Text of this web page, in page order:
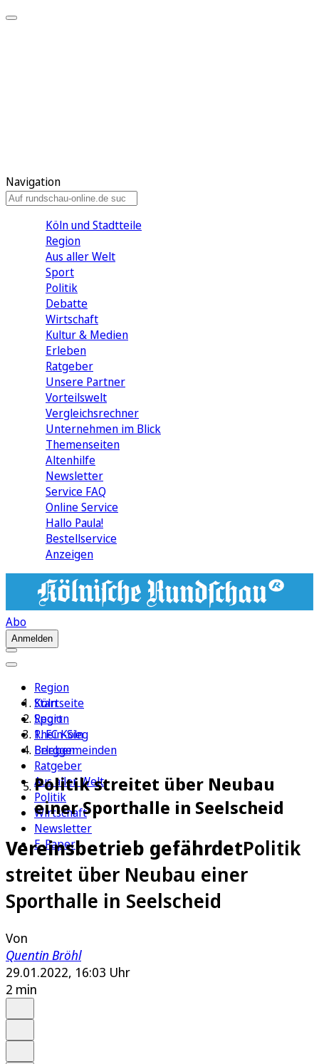
Navigation
Köln und Stadtteile
Region
Aus aller Welt
Sport
Politik
Debatte
Wirtschaft
Kultur & Medien
Erleben
Ratgeber
Unsere Partner
Vorteilswelt
Vergleichsrechner
Unternehmen im Blick
Themenseiten
Altenhilfe
Newsletter
Service FAQ
Online Service
Hallo Paula!
Bestellservice
Anzeigen
Abo
Anmelden
Region
Köln
Sport
1. FC Köln
Erleben
Ratgeber
Aus aller Welt
Politik
Wirtschaft
Newsletter
E-Paper
Startseite
Region
Rhein-Sieg
Berggemeinden
Politik streitet über Neubau
einer Sporthalle in Seelscheid
Vereinsbetrieb gefährdetPolitik
streitet über Neubau einer
Sporthalle in Seelscheid
Von
Quentin Bröhl
29.01.2022, 16:03 Uhr
2 min